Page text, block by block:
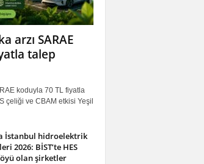
arzı SARAE
talep
koduyla 70 TL fiyatla
çeliği ve CBAM etkisi Yeşil
İstanbul hidroelektrik
2026: BİST’te HES
olan şirketler